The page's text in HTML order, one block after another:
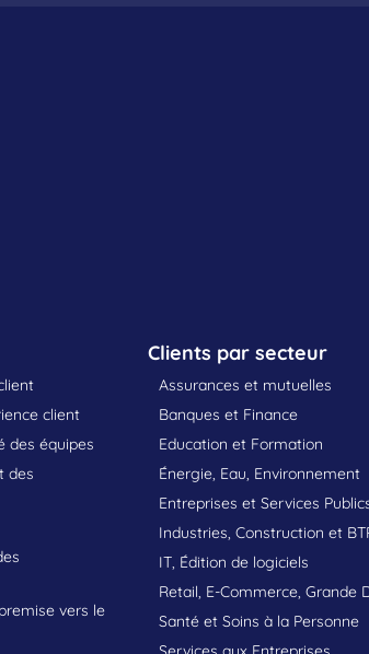
client
des équipes
des
vers le
Clients par secteur
Assurances et mutuelles
Banques et Finance
Education et Formation
Énergie, Eau, Environnement
Entreprises et Services
Industries, Construction et
IT, Édition de logiciels
Retail, E-Commerce, Grande
Santé et Soins à la Personne